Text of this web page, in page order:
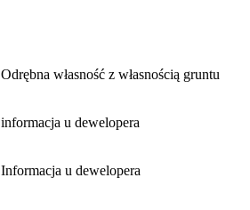
Odrębna własność z własnością gruntu
informacja u dewelopera
Informacja u dewelopera